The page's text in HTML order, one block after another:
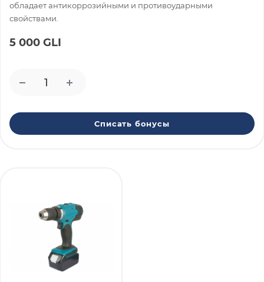
обладает антикоррозийными и противоударными
свойствами.
5 000 GLI
Списать бонусы